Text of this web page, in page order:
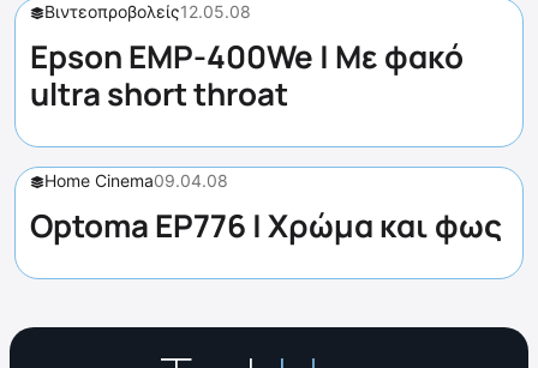
Βιντεοπροβολείς12.05.08
Epson EMP-400We | Με φακό
ultra short throat
Home Cinema09.04.08
Optoma EP776 | Χρώμα και φως